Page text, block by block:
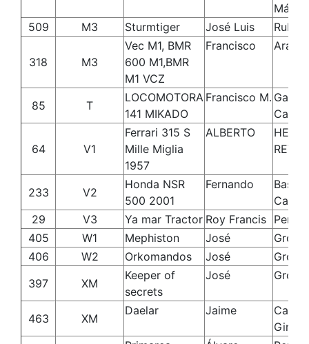
509
M3 Sturmtiger José Luis Rubio
318 M3
Vec M1, BMR
600 M1,BMR
M1 VCZ
Francisco
85 T
LOCOMOTORA
141 MIKADO
Francisco M. García
64 V1
Ferrari 315 S
Mille Miglia
1957
ALBERTO
233 V2
Honda NSR
500 2001
Fernando
29
V3 Ya mar Tractor Roy Francis Perez
405
W1 Mephiston José
406
W2 Orkomandos José
397
XM
Keeper of
secrets
José
463 XM
Daelar Jaime